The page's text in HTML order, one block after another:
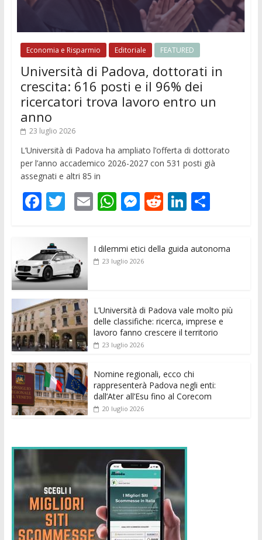
Economia e Risparmio Editoriale FEATURED
Università di Padova, dottorati in
crescita: 616 posti e il 96% dei
ricercatori trova lavoro entro un
anno
23 luglio 2026
L’Università di Padova ha ampliato l’offerta di dottorato
per l’anno accademico 2026-2027 con 531 posti già
assegnati e altri 85 in
F
ac
e
b
o
o
k
T
w
itt
er
E
m
l
W
h
s
p
M
e
e
er
R
e
di
Li
n
e
C
di
I dilemmi etici della guida autonoma
23 luglio 2026
L’Università di Padova vale molto più
delle classifiche: ricerca, imprese e
lavoro fanno crescere il territorio
23 luglio 2026
Nomine regionali, ecco chi
rappresenterà Padova negli enti:
dall’Ater all’Esu fino al Corecom
20 luglio 2026